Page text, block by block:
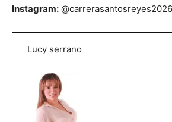
Instagram: @carrerasantosreyes2026
Lucy serrano